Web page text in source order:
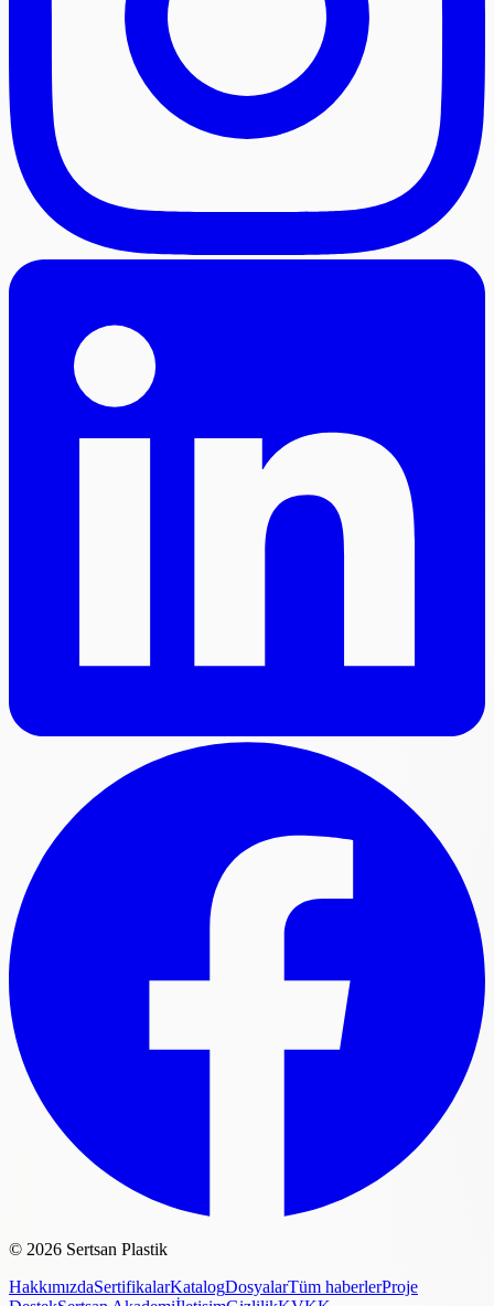
© 2026 Sertsan Plastik
HakkımızdaSertifikalarKatalogDosyalarTüm haberlerProje